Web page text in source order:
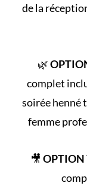
de la
🌿
complet
soirée henné
femme
🎥 OPTION